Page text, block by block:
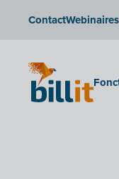
Contact